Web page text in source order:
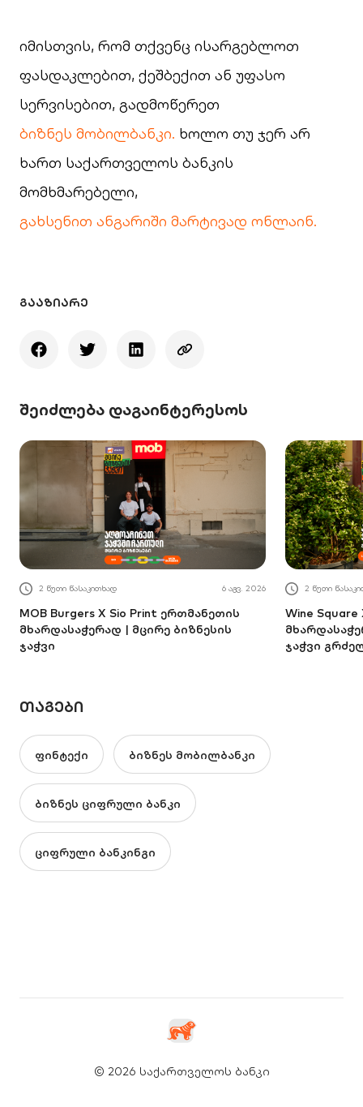
იმისთვის, რომ თქვენც ისარგებლოთ
ფასდაკლებით, ქეშბექით ან უფასო
სერვისებით, გადმოწერეთ
ბიზნეს მობილბანკი. ხოლო თუ ჯერ არ
ხართ საქართველოს ბანკის
მომხმარებელი,
გახსენით ანგარიში მარტივად ონლაინ.
ᲒᲐᲐᲖᲘᲐᲠᲔ
შეიძლება დაგაინტერესოს
2 წუთი წასაკითხად 6 აგვ. 2026
MOB Burgers X Sio Print ერთმანეთის
მხარდასაჭერად | მცირე ბიზნესის
ჯაჭვი
2 წუთი
Wine
ჯაჭვი
ᲗᲐᲒᲔᲑᲘ
ფინტექი ბიზნეს მობილბანკი
ბიზნეს ციფრული ბანკი
ციფრული ბანკინგი
© 2026 საქართველოს ბანკი